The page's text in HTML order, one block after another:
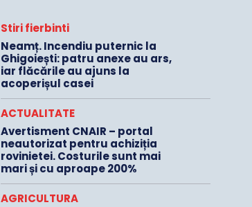
Stiri fierbinti
Neamț. Incendiu puternic la
Ghigoiești: patru anexe au ars,
iar flăcările au ajuns la
acoperișul casei
ACTUALITATE
Avertisment CNAIR – portal
neautorizat pentru achiziția
rovinietei. Costurile sunt mai
mari și cu aproape 200%
AGRICULTURA